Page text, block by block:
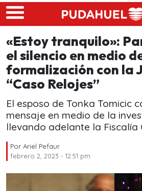
Skip to main content
«Estoy tranquilo»:
el silencio en medio
formalización con la
“Caso Relojes”
El esposo de Tonka Tomicic
mensaje en medio de la
llevando adelante la Fiscalía
Por Ariel Pefaur
febrero 2, 2023 - 12:51 pm